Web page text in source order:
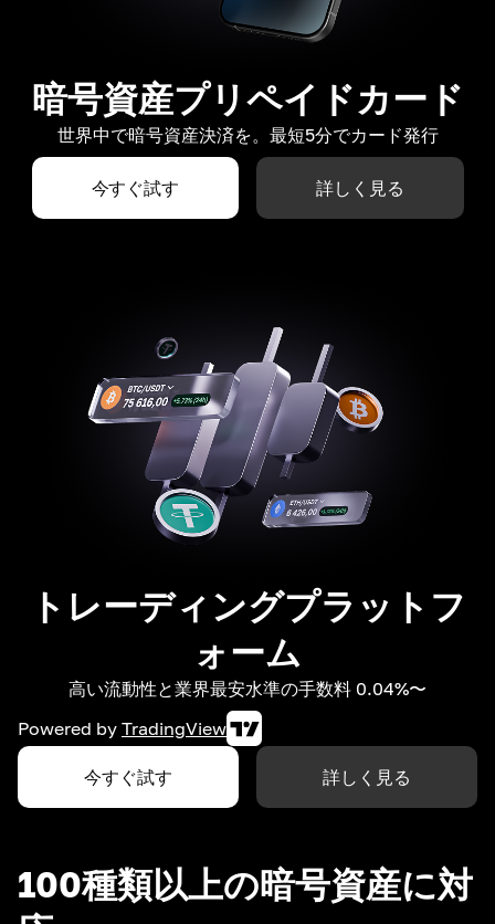
暗号資産プリペイドカード
世界中で暗号資産決済を。最短5分でカード発行
今すぐ試す 詳しく見る
トレーディングプラットフ
ォーム
高い流動性と業界最安水準の手数料 0.04%〜
Powered by TradingView
今すぐ試す 詳しく見る
100種類以上の暗号資産に対